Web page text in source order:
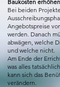
Baukosten
Bei beiden
Angebotspreise
werden. Danach
abwägen, welche
und welche nicht.
Am Ende der
was alles
kann sich das
verändern.